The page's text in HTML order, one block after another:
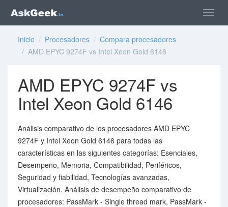
Inicio / Procesadores / Compara procesadores
/ AMD EPYC 9274F vs Intel Xeon Gold 6146
AMD EPYC 9274F vs
Intel Xeon Gold 6146
Análisis comparativo de los procesadores AMD EPYC
9274F y Intel Xeon Gold 6146 para todas las
características en las siguientes categorías: Esenciales,
Desempeño, Memoria, Compatibilidad, Periféricos,
Seguridad y fiabilidad, Tecnologías avanzadas,
Virtualización. Análisis de desempeño comparativo de
procesadores: PassMark - Single thread mark, PassMark -